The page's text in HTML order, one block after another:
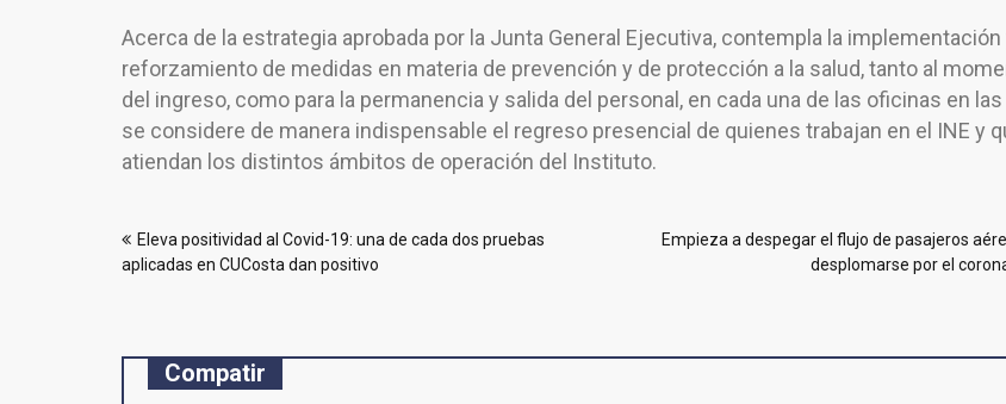
Acerca de la estrategia aprobada por la Junta General Ejecutiva, contempla la
reforzamiento de medidas en materia de prevención y de protección a la salud, tanto al
del ingreso, como para la permanencia y salida del personal, en cada una de las oficinas en
se considere de manera indispensable el regreso presencial de quienes trabajan en el INE y
atiendan los distintos ámbitos de operación del Instituto.
deEleva positividad al Covid-19: una de cada dos pruebas
aplicadas en CUCosta dan positivo
Empieza a despegar el flujo de pasajeros
desplomarse por el
Compatir